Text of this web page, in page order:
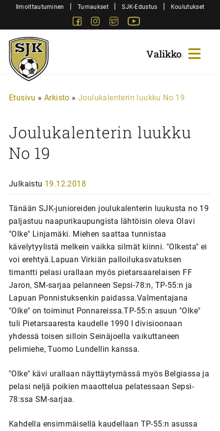
SiirryIlmoittautuminen | Turnaukset | SJK-Edustus | Koulutukset
FacebookInstagram
Twitter
Sjk-
Juniorit
Etusivu » Arkisto » Joulukalenterin luukku No 19
Joulukalenterin luukku
No 19
Julkaistu 19.12.2018
Tänään SJK-junioreiden joulukalenterin luukusta no 19
paljastuu naapurikaupungista lähtöisin oleva Olavi
"Olke" Linjamäki. Miehen saattaa tunnistaa
kävelytyylistä melkein vaikka silmät kiinni. "Olkesta" ei
voi erehtyä.Lapuan Virkiän palloilukasvatuksen
timantti pelasi urallaan myös pietarsaarelaisen FF
Jaron, SM-sarjaa pelanneen Sepsi-78:n, TP-55:n ja
Lapuan Ponnistuksenkin paidassa.Valmentajana
"Olke" on toiminut Ponnareissa.TP-55:n asuun "Olke"
tuli Pietarsaaresta kaudelle 1990 I divisioonaan
yhdessä toisen silloin Seinäjoella vaikuttaneen
pelimiehe, Tuomo Lundellin kanssa.
"Olke" kävi urallaan näyttäytymässä myös Belgiassa ja
pelasi neljä poikien maaottelua pelatessaan Sepsi-
78:ssa SM-sarjaa.
Kahdella ensimmäisellä kaudellaan TP-55:n asussa